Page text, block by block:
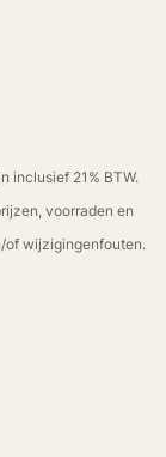
inclusief 21% BTW.
voorraden en
of wijzigingenfouten.